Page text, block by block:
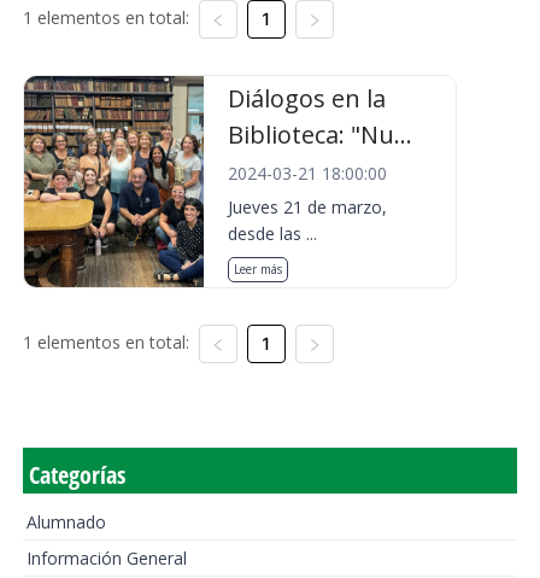
1 elementos en total: 1
Diálogos en la
Biblioteca: "Nu...
2024-03-21 18:00:00
Jueves 21 de marzo,
desde las ...
Leer más
1 elementos en total: 1
Categorías
Alumnado
Información General